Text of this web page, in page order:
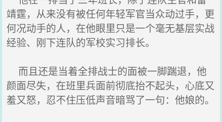
靖霆，从来没有被任何年轻军官当众动过手，更
何况动手的人，在他眼里只是一个毫无基层实战
经验、刚下连队的军校实习排长。
而且还是当着全排战士的面被一脚踹退，他
颜面尽失，在班里兵面前彻底抬不起头，心底又
羞又怒，忍不住压低声音暗骂了一句：他娘的。